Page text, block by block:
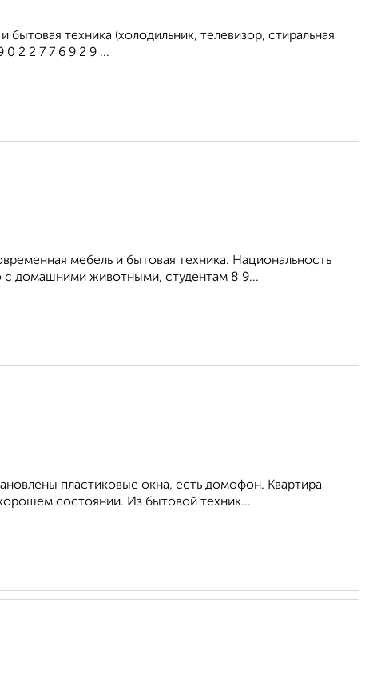
техника (холодильник, телевизор, стиральная
2 2 7 7 6 9 2 9 ...
мебель и бытовая техника. Национальность
с домашними животными, студентам 8 9...
пластиковые окна, есть домофон. Квартира
состоянии. Из бытовой техник...